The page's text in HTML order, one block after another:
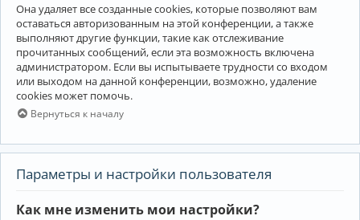
Она удаляет все созданные cookies, которые позволяют вам
оставаться авторизованным на этой конференции, а также
выполняют другие функции, такие как отслеживание
прочитанных сообщений, если эта возможность включена
администратором. Если вы испытываете трудности со входом
или выходом на данной конференции, возможно, удаление
cookies может помочь.
Вернуться к началу
Параметры и настройки пользователя
Как мне изменить мои настройки?